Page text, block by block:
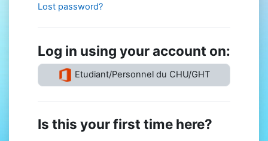
Lost password?
Log in using your account on:
Etudiant/Personnel du CHU/GHT
Is this your first time here?